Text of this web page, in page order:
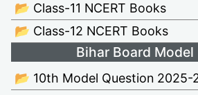
📂 Class-11 NCERT Books
📂 Class-12 NCERT Books
Bihar Board Model
📂 10th Model Question 2025-